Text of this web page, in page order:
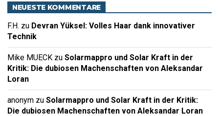
NEUESTE KOMMENTARE
F.H. zu Devran Yüksel: Volles Haar dank innovativer
Technik
Mike MUECK zu Solarmappro und Solar Kraft in der
Kritik: Die dubiosen Machenschaften von Aleksandar
Loran
anonym zu Solarmappro und Solar Kraft in der Kritik:
Die dubiosen Machenschaften von Aleksandar Loran